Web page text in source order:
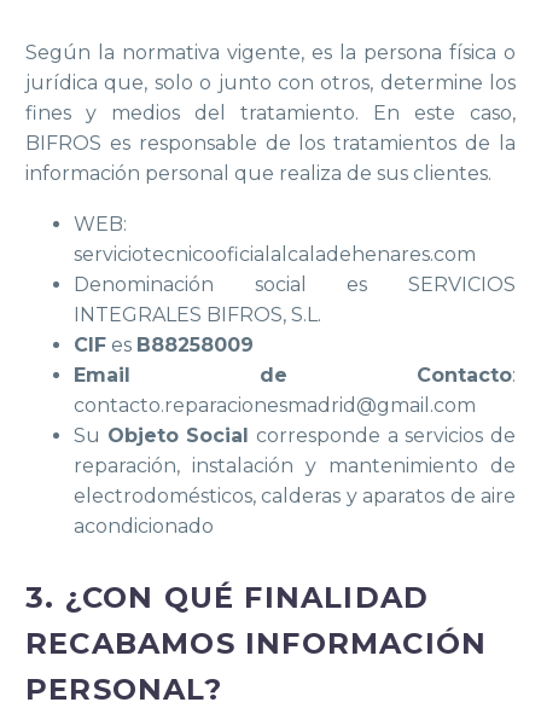
Según la normativa vigente, es la persona física o
jurídica que, solo o junto con otros, determine los
fines y medios del tratamiento. En este caso,
BIFROS es responsable de los tratamientos de la
información personal que realiza de sus clientes.
WEB:
serviciotecnicooficialalcaladehenares.com
Denominación social es SERVICIOS
INTEGRALES BIFROS, S.L.
CIF es B88258009
Email de Contacto:
contacto.reparacionesmadrid@gmail.com
Su Objeto Social
corresponde a servicios de
reparación, instalación y mantenimiento de
electrodomésticos, calderas y aparatos de aire
acondicionado
3. ¿CON QUÉ FINALIDAD
RECABAMOS INFORMACIÓN
PERSONAL?